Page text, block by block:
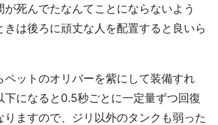
が死んでたなんてことにならないよう
きは後ろに頑丈な人を配置すると良いら
ットのオリバーを紫にして装備すれ
下になると0.5秒ごとに一定量ずつ回復
りますので、ジリ以外のタンクも弱った